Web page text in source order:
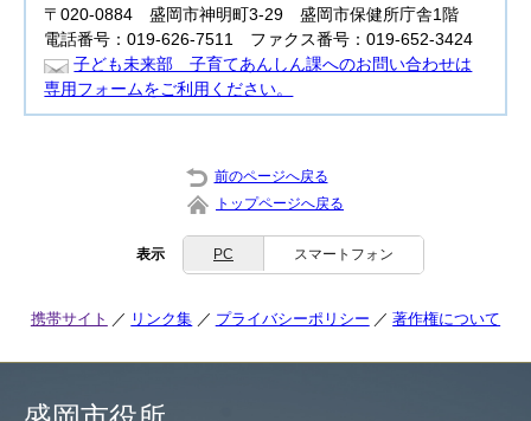
〒020-0884 盛岡市神明町3-29 盛岡市保健所庁舎1階
電話番号：019-626-7511 ファクス番号：019-652-3424
子ども未来部 子育てあんしん課へのお問い合わせは
専用フォームをご利用ください。
前のページへ戻る
トップページへ戻る
表示 PC スマートフォン
携帯サイト リンク集 プライバシーポリシー 著作権について